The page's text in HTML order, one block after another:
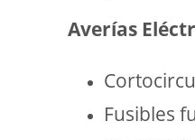
Averías
Fusibles